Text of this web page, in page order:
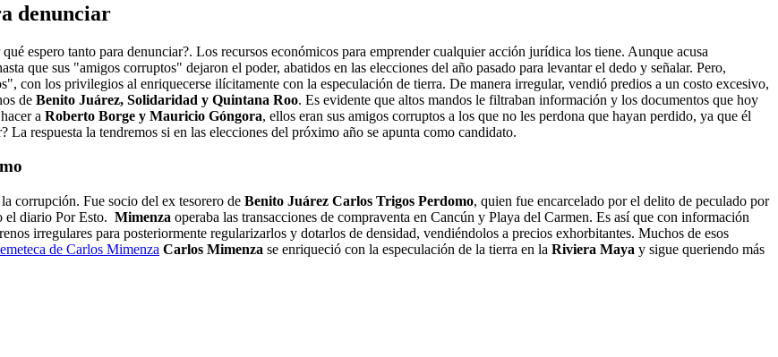
denunciar
espero tanto para denunciar?. Los recursos económicos para emprender cualquier acción jurídica los tiene. Aunque acusa
que sus "amigos corruptos" dejaron el poder, abatidos en las elecciones del año pasado para levantar el dedo y señalar. Pero,
con los privilegios al enriquecerse ilícitamente con la especulación de tierra. De manera irregular, vendió predios a un costo excesivo,
de Benito Juárez, Solidaridad y Quintana Roo. Es evidente que altos mandos le filtraban información y los documentos que hoy
a Roberto Borge y Mauricio Góngora, ellos eran sus amigos corruptos a los que no les perdona que hayan perdido, ya que él
La respuesta la tendremos si en las elecciones del próximo año se apunta como candidato.
corrupción. Fue socio del ex tesorero de Benito Juárez Carlos Trigos Perdomo, quien fue encarcelado por el delito de peculado por
el diario Por Esto. Mimenza operaba las transacciones de compraventa en Cancún y Playa del Carmen. Es así que con información
irregulares para posteriormente regularizarlos y dotarlos de densidad, vendiéndolos a precios exhorbitantes. Muchos de esos
de Carlos Mimenza Carlos Mimenza se enriqueció con la especulación de la tierra en la Riviera Maya y sigue queriendo más